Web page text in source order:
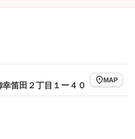
笛田２丁目１ー４０
MAP